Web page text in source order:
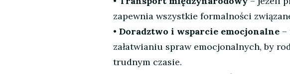
zapewnia wszystkie formalności
• Doradztwo i wsparcie emocjonalne –
załatwianiu spraw emocjonalnych, by
trudnym czasie.